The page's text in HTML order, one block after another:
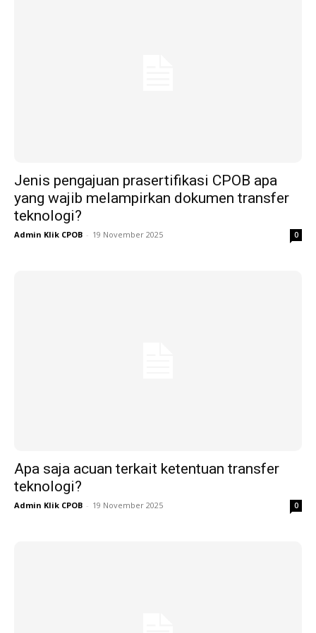
Jenis pengajuan prasertifikasi CPOB apa
yang wajib melampirkan dokumen transfer
teknologi?
Admin Klik CPOB - 19 November 2025 0
Apa saja acuan terkait ketentuan transfer
teknologi?
Admin Klik CPOB - 19 November 2025 0